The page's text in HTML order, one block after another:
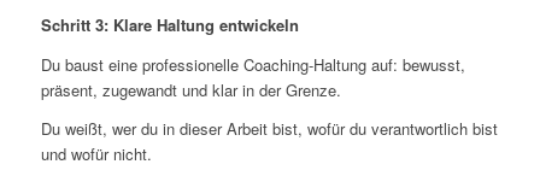
Schritt 3: Klare Haltung entwickeln
Du baust eine professionelle Coaching‑Haltung auf: bewusst,
präsent, zugewandt und klar in der Grenze.
Du weißt, wer du in dieser Arbeit bist, wofür du verantwortlich bist
und wofür nicht.